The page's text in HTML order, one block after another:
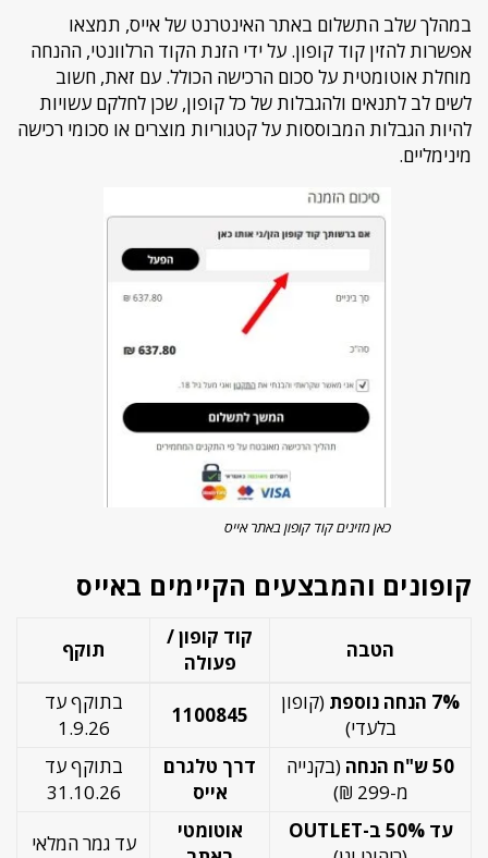
במהלך שלב התשלום באתר האינטרנט של אייס, תמצאו
אפשרות להזין קוד קופון. על ידי הזנת הקוד הרלוונטי, ההנחה
מוחלת אוטומטית על סכום הרכישה הכולל. עם זאת, חשוב
לשים לב לתנאים ולהגבלות של כל קופון, שכן לחלקם עשויות
להיות הגבלות המבוססות על קטגוריות מוצרים או סכומי רכישה
מינימליים.
כאן מזינים קוד קופון באתר אייס
קופונים והמבצעים הקיימים באייס
הטבה
קוד קופון /
פעולה
תוקף
7% הנחה נוספת
(קופון
בלעדי)
1100845
בתוקף עד
1.9.26
50 ש"ח הנחה
(בקנייה
מ-299 ₪)
דרך טלגרם
אייס
בתוקף עד
31.10.26
עד 50% ב-OUTLET
אוטומטי
עד גמר המלאי